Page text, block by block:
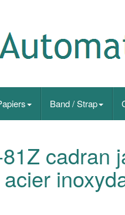
Band / Strap
cadran